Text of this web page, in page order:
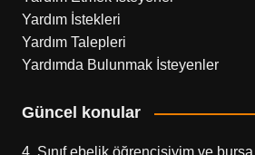
Yardım İstekleri
Yardım Talepleri
Yardımda Bulunmak İsteyenler
Güncel konular
4. Sınıf ebelik öğrencisiyim ve